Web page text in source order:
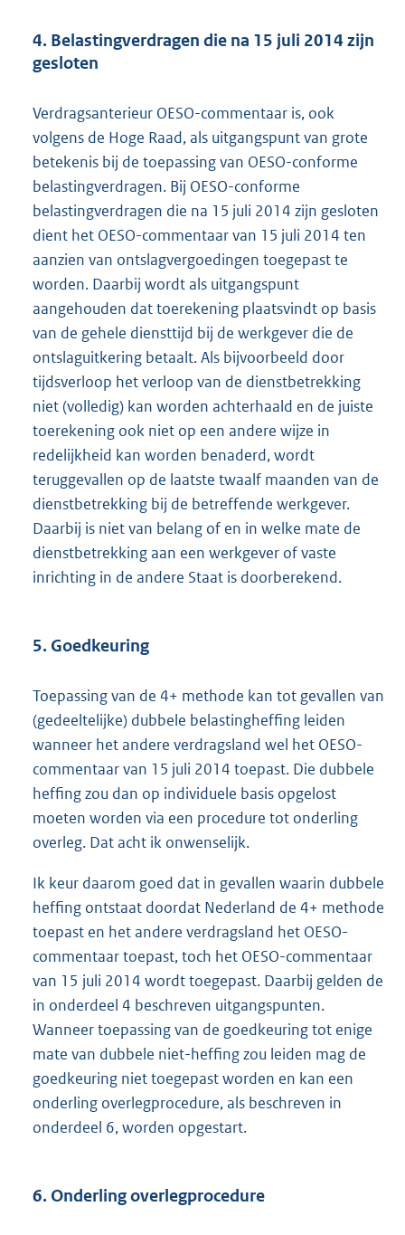
4. Belastingverdragen die na 15 juli 2014 zijn
gesloten
Verdragsanterieur OESO-commentaar is, ook
volgens de Hoge Raad, als uitgangspunt van grote
betekenis bij de toepassing van OESO-conforme
belastingverdragen. Bij OESO-conforme
belastingverdragen die na 15 juli 2014 zijn gesloten
dient het OESO-commentaar van 15 juli 2014 ten
aanzien van ontslagvergoedingen toegepast te
worden. Daarbij wordt als uitgangspunt
aangehouden dat toerekening plaatsvindt op basis
van de gehele diensttijd bij de werkgever die de
ontslaguitkering betaalt. Als bijvoorbeeld door
tijdsverloop het verloop van de dienstbetrekking
niet (volledig) kan worden achterhaald en de juiste
toerekening ook niet op een andere wijze in
redelijkheid kan worden benaderd, wordt
teruggevallen op de laatste twaalf maanden van de
dienstbetrekking bij de betreffende werkgever.
Daarbij is niet van belang of en in welke mate de
dienstbetrekking aan een werkgever of vaste
inrichting in de andere Staat is doorberekend.
5. Goedkeuring
Toepassing van de 4+ methode kan tot gevallen van
(gedeeltelijke) dubbele belastingheffing leiden
wanneer het andere verdragsland wel het OESO-
commentaar van 15 juli 2014 toepast. Die dubbele
heffing zou dan op individuele basis opgelost
moeten worden via een procedure tot onderling
overleg. Dat acht ik onwenselijk.
Ik keur daarom goed dat in gevallen waarin dubbele
heffing ontstaat doordat Nederland de 4+ methode
toepast en het andere verdragsland het OESO-
commentaar toepast, toch het OESO-commentaar
van 15 juli 2014 wordt toegepast. Daarbij gelden de
in onderdeel 4 beschreven uitgangspunten.
Wanneer toepassing van de goedkeuring tot enige
mate van dubbele niet-heffing zou leiden mag de
goedkeuring niet toegepast worden en kan een
onderling overlegprocedure, als beschreven in
onderdeel 6, worden opgestart.
6. Onderling overlegprocedure